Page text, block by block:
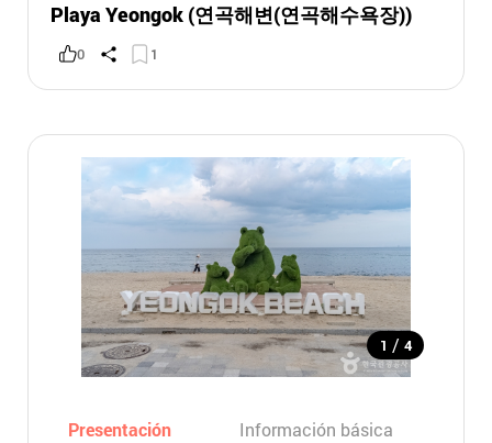
Playa Yeongok (연곡해변(연곡해수욕장))
0 1
1 / 4
Presentación Información básica